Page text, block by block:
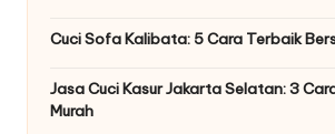
Cuci Sofa Kalibata: 5 Cara Terbaik
Jasa Cuci Kasur Jakarta Selatan: 3
Murah